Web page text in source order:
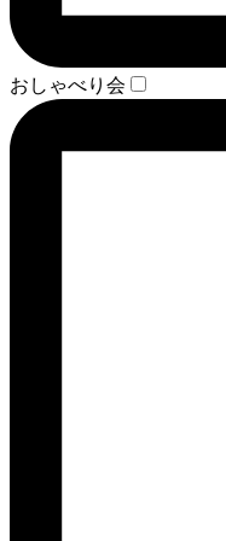
おしゃべり会